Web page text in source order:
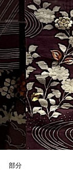
部分